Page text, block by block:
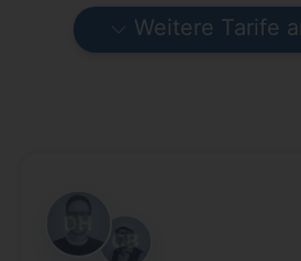
Weitere Tarife
DH